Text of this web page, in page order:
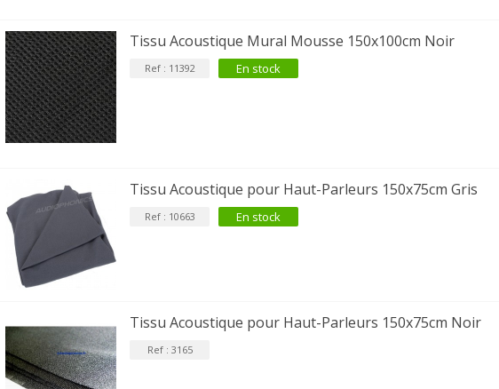
149,00 €179,90 €
AUDIOPHONICS DA-S250NC
Amplificateur Intégré...
579,00 €649,00 €
135,99 €159,99 €
Tissu Acoustique Mural Mousse 150x100cm Noir
Ref : 11392 En stock
Tissu Acoustique pour Haut-Parleurs 150x75cm Gris
Ref : 10663 En stock
Tissu Acoustique pour Haut-Parleurs 150x75cm Noir
Ref : 3165